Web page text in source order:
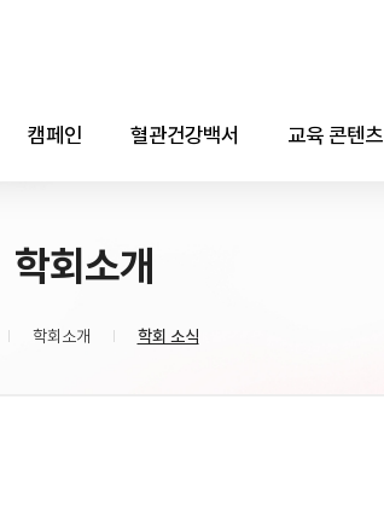
캠페인
자료실
혈관건강백서 교육 콘텐츠
학회소개
학회소개 학회 소식